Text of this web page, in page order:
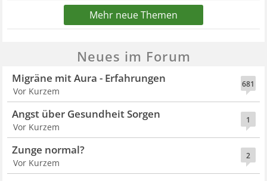
Mehr neue Themen
Neues im Forum
681
Migräne mit Aura - Erfahrungen
Vor Kurzem
1
Angst über Gesundheit Sorgen
Vor Kurzem
2
Zunge normal?
Vor Kurzem